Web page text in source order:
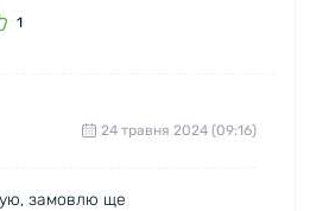
1
24 травня 2024 (09:16)
замовлю ще